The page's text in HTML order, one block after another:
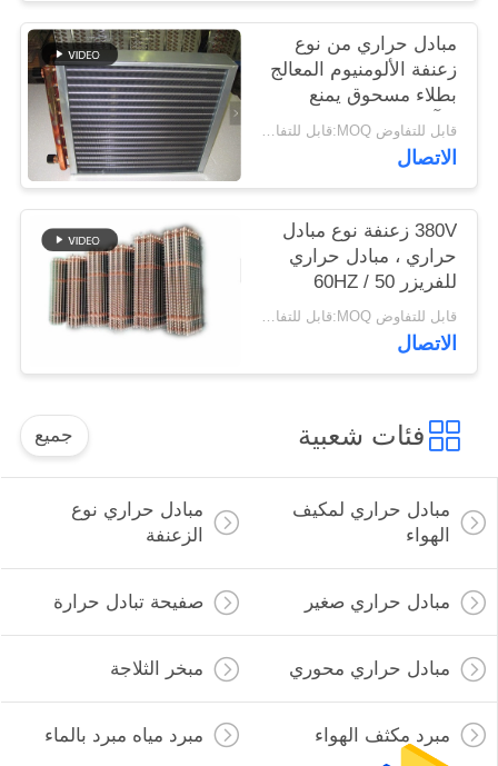
مبادل حراري من نوع
زعنفة الألومنيوم المعالج
بطلاء مسحوق يمنع
التآكل
قابل للتفاوض MOQ:قابل للتفاوض
الاتصال
380V زعنفة نوع مبادل
حراري ، مبادل حراري
للفريزر 50 / 60HZ
قابل للتفاوض MOQ:قابل للتفاوض
الاتصال
فئات شعبية جميع
مبادل حراري لمكيف
الهواء
مبادل حراري نوع
الزعنفة
مبادل حراري صغير صفيحة تبادل حرارة
مبادل حراري محوري مبخر الثلاجة
مبرد مكثف الهواء مبرد مياه مبرد بالماء